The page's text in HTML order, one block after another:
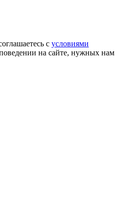
с условиями
на сайте, нужных нам